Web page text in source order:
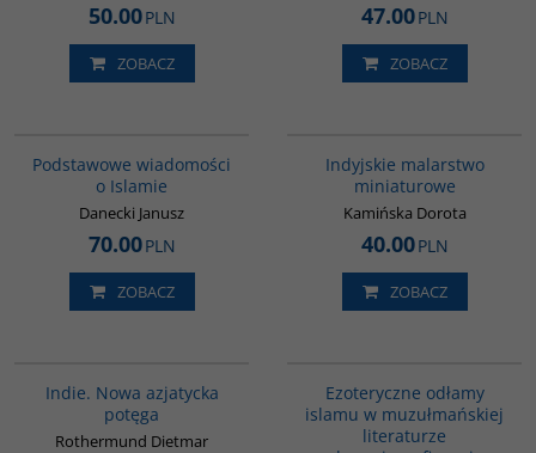
50.00PLN
ZOBACZ
47.00PLN
ZOBACZ
Podstawowe wiadomości
o Islamie
Danecki Janusz
70.00PLN
ZOBACZ
Indyjskie malarstwo
miniaturowe
Kamińska Dorota
40.00PLN
ZOBACZ
Indie. Nowa azjatycka
potęga
Rothermund Dietmar
Ezoteryczne odłamy
islamu w muzułmańskiej
literaturze